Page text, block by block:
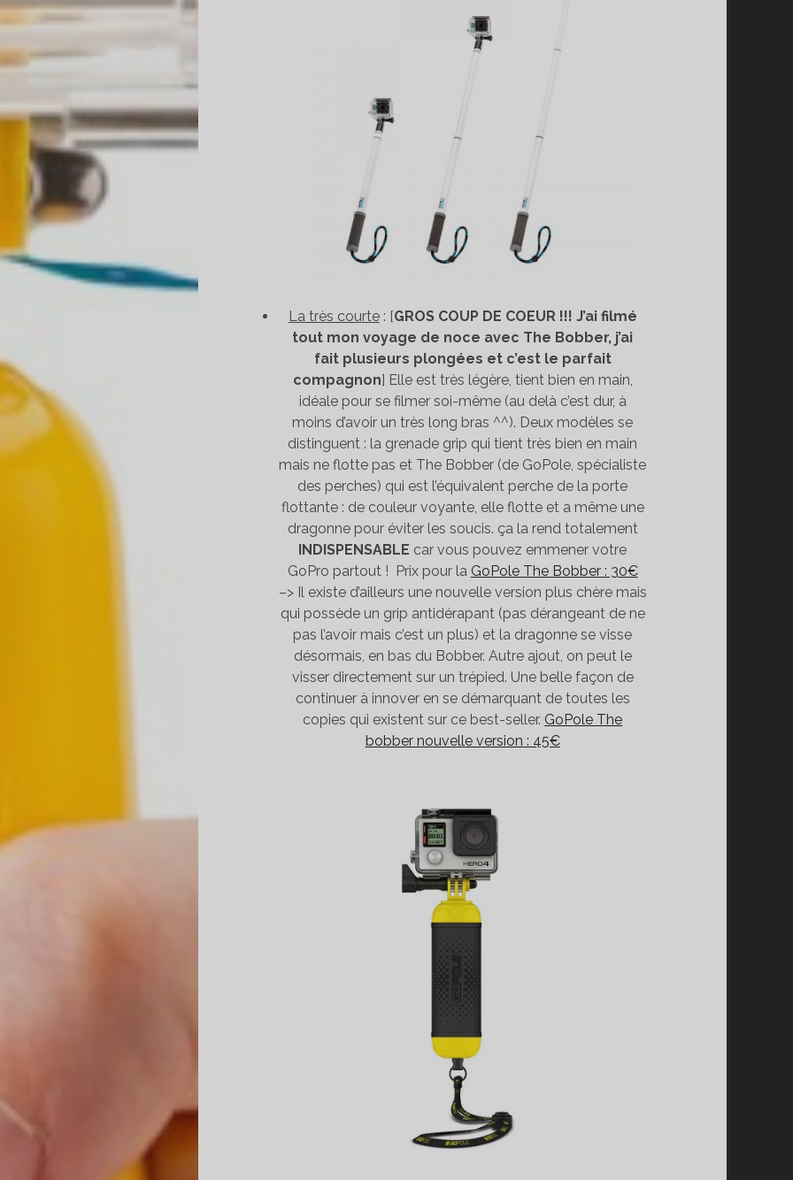
La très courte: [GROS COUP DE COEUR !!! J’ai filmé
tout mon voyage de noce avec The Bobber, j’ai
fait plusieurs plongées et c’est le parfait
compagnon] Elle est très légère, tient bien en main,
idéale pour se filmer soi-même (au delà c’est dur, à
moins d’avoir un très long bras ^^). Deux modèles se
distinguent : la grenade grip qui tient très bien en main
mais ne flotte pas et The Bobber (de GoPole, spécialiste
des perches) qui est l’équivalent perche de la porte
flottante : de couleur voyante, elle flotte et a même une
dragonne pour éviter les soucis. ça la rend totalement
INDISPENSABLE car vous pouvez emmener votre
GoPro partout ! Prix pour la GoPole The Bobber : 30€
–> Il existe d’ailleurs une nouvelle version plus chère mais
qui possède un grip antidérapant (pas dérangeant de ne
pas l’avoir mais c’est un plus) et la dragonne se visse
désormais, en bas du Bobber. Autre ajout, on peut le
visser directement sur un trépied. Une belle façon de
continuer à innover en se démarquant de toutes les
copies qui existent sur ce best-seller. GoPole The
bobber nouvelle version : 45€